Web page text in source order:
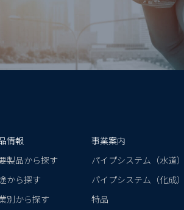
情報
製品から探す
から探す
別から探す
事業案内
パイプシステム（水道
パイプシステム（化成
特品